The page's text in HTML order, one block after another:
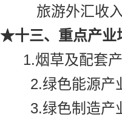
旅游外汇收
★十三、重点产业
1.烟草及配套
2.绿色能源产
3.绿色制造产